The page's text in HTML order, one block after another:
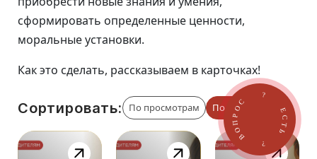
сформировать определенные ценности,
моральные установки.
Как это сделать, рассказываем в карточках!
Сортировать: По просмотрам По дате
ЕСТЬ ? ВОПРОС ?